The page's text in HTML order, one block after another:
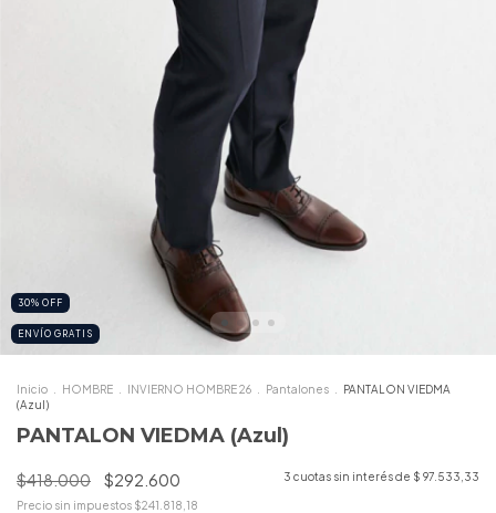
30% OFF
ENVÍO GRATIS
Inicio HOMBRE INVIERNO HOMBRE 26 Pantalones
PANTALON VIEDMA
(Azul)
PANTALON VIEDMA (Azul)
$418.000 $292.600 3 cuotas sin interés de $ 97.533,33
Precio sin impuestos $241.818,18